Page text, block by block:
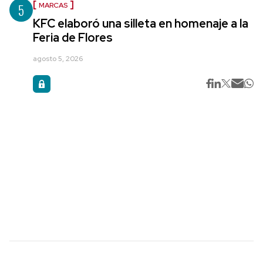
5 MARCAS
KFC elaboró una silleta en homenaje a la
Feria de Flores
agosto 5, 2026